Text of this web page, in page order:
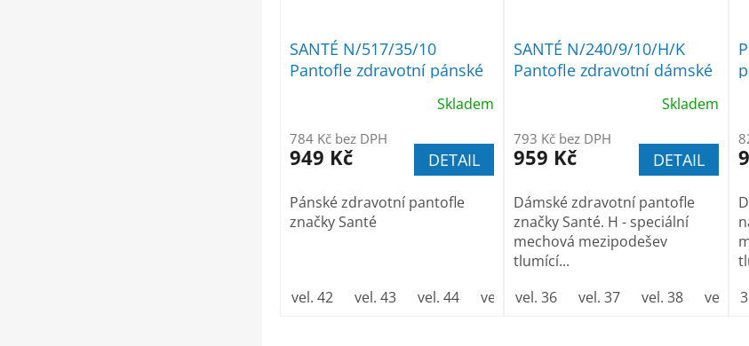
SANTÉ N/517/35/10
Pantofle zdravotní pánské
Skladem
784 Kč bez DPH
949 Kč DETAIL
Pánské zdravotní pantofle
značky Santé
vel. 42 vel. 43 vel. 44 vel. 45 vel. 46 vel. 47
SANTÉ N/240/9/10/H/K
Pantofle zdravotní dámské
Skladem
793 Kč bez DPH
959 Kč DETAIL
Dámské zdravotní pantofle
značky Santé. H - speciální
mechová mezipodešev
tlumící...
vel. 36
vel. 37 vel. 38 vel. 39